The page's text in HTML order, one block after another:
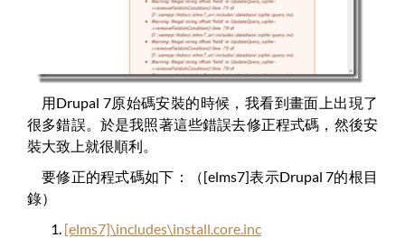
用Drupal 7原始碼安裝的時候，我看到畫面上出現了
很多錯誤。於是我照著這些錯誤去修正程式碼，然後安
裝大致上就很順利。
要修正的程式碼如下：（[elms7]表示Drupal 7的根目
錄）
[elms7]\includes\install.core.inc